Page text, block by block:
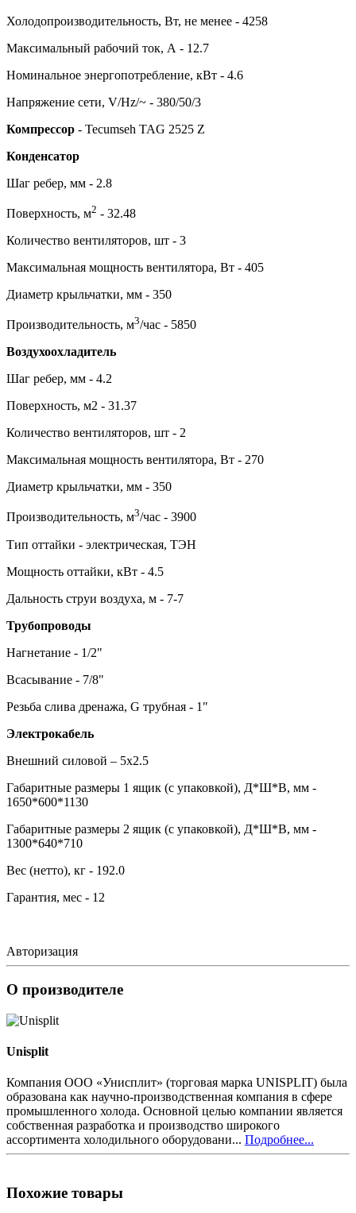
Холодопроизводительность, Вт, не менее - 4258
Максимальный рабочий ток, А - 12.7
Номинальное энергопотребление, кВт - 4.6
Напряжение сети, V/Hz/~ - 380/50/3
Компрессор - Tecumseh TAG 2525 Z
Конденсатор
Шаг ребер, мм - 2.8
Поверхность, м2 - 32.48
Количество вентиляторов, шт - 3
Максимальная мощность вентилятора, Вт - 405
Диаметр крыльчатки, мм - 350
Производительность, м3/час - 5850
Воздухоохладитель
Шаг ребер, мм - 4.2
Поверхность, м2 - 31.37
Количество вентиляторов, шт - 2
Максимальная мощность вентилятора, Вт - 270
Диаметр крыльчатки, мм - 350
Производительность, м3/час - 3900
Тип оттайки - электрическая, ТЭН
Мощность оттайки, кВт - 4.5
Дальность струи воздуха, м - 7-7
Трубопроводы
Нагнетание - 1/2"
Всасывание - 7/8"
Резьба слива дренажа, G трубная - 1"
Электрокабель
Внешний силовой – 5х2.5
Габаритные размеры 1 ящик (с упаковкой), Д*Ш*В, мм -
1650*600*1130
Габаритные размеры 2 ящик (с упаковкой), Д*Ш*В, мм -
1300*640*710
Вес (нетто), кг - 192.0
Гарантия, мес - 12
Авторизация
О производителе
Unisplit
Компания ООО «Унисплит» (торговая марка UNISPLIT) была
образована как научно-производственная компания в сфере
промышленного холода. Основной целью компании является
собственная разработка и производство широкого
ассортимента холодильного оборудовани... Подробнее...
Похожие товары